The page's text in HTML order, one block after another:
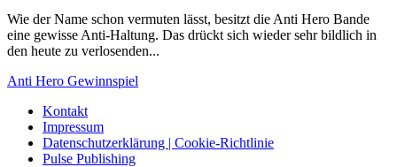
Wie der Name schon vermuten lässt, besitzt die Anti Hero Bande
eine gewisse Anti-Haltung. Das drückt sich wieder sehr bildlich in
den heute zu verlosenden...
Anti Hero Gewinnspiel
Kontakt
Impressum
Datenschutzerklärung | Cookie-Richtlinie
Pulse Publishing